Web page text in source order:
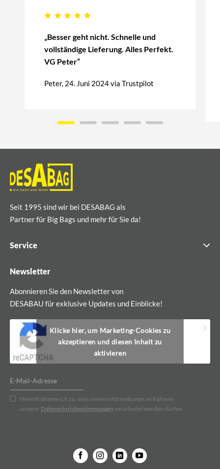
„Besser geht nicht. Schnelle und
vollständige Lieferung. Alles Perfekt.
VG Peter“
Peter, 24. Juni 2024 via Trustpilot
Seit 1995 sind wir bei DESABAG als
Partner für Big Bags und mehr für Sie da!
Service
Newsletter
Abonnieren Sie den Newsletter von
DESABAU für exklusive Updates und Einblicke!
Klicke hier, um Marketing-Cookies zu
akzeptieren und diesen Inhalt zu
aktivieren
Hiermit stimme ich zu, dass meine Informationen im Rahmen
unserer Datenschutzbestimmungen verarbeitet werden dürfen.